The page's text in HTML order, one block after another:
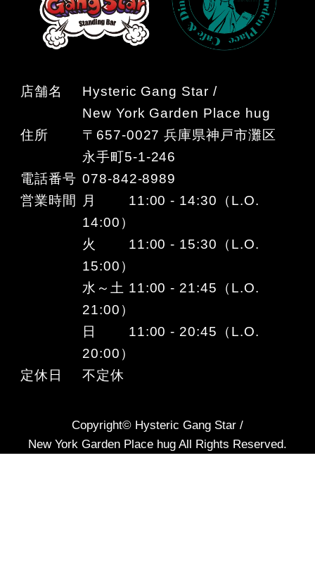
店舗名
Hysteric Gang Star /
New York Garden Place hug
住所
〒657-0027 兵庫県神戸市灘区
永手町5-1-246
電話番号 078-842-8989
営業時間
月 11:00 - 14:30（L.O.
14:00）
火 11:00 - 15:30（L.O.
15:00）
水～土 11:00 - 21:45（L.O.
21:00）
日 11:00 - 20:45（L.O.
20:00）
定休日
不定休
Copyright© Hysteric Gang Star /
New York Garden Place hug All Rights Reserved.